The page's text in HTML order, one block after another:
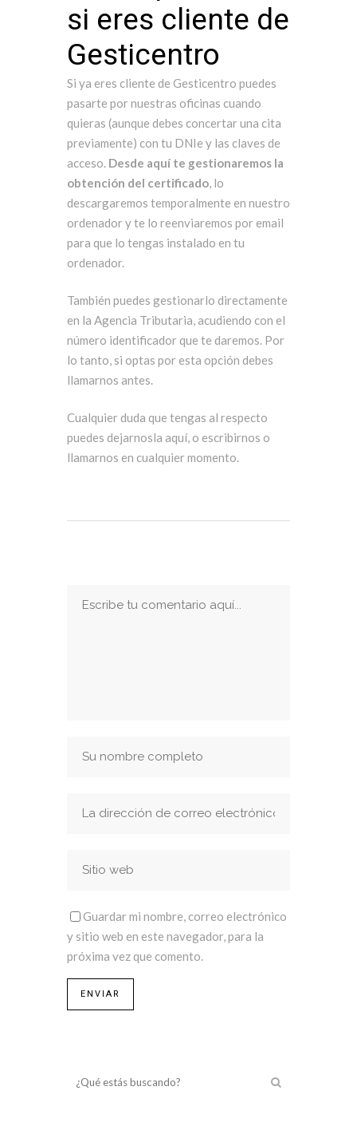
si eres cliente de
Gesticentro
Si ya eres cliente de Gesticentro puedes
pasarte por nuestras oficinas cuando
quieras (aunque debes concertar una cita
previamente) con tu DNIe y las claves de
acceso. Desde aquí te gestionaremos la
obtención del certificado, lo
descargaremos temporalmente en nuestro
ordenador y te lo reenviaremos por email
para que lo tengas instalado en tu
ordenador.
También puedes gestionarlo directamente
en la Agencia Tributaria, acudiendo con el
número identificador que te daremos. Por
lo tanto, si optas por esta opción debes
llamarnos antes.
Cualquier duda que tengas al respecto
puedes dejarnosla aquí, o escribirnos o
llamarnos en cualquier momento.
Guardar mi nombre, correo electrónico
y sitio web en este navegador, para la
próxima vez que comento.